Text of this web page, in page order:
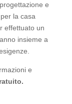
e
la casa
effettuato un
insieme a
e